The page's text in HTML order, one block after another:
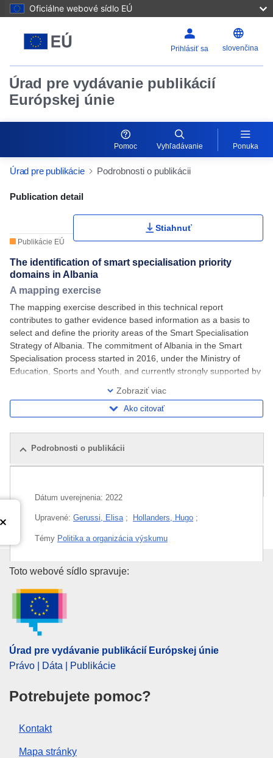
Oficiálne webové sídlo EÚ
Prihlásiť sa slovenčina
Úrad pre vydávanie publikácií
Európskej únie
Pomoc Vyhľadávanie Ponuka
Úrad pre publikácie Podrobnosti o publikácii
Publication Detail Actions Portlet
Publication detail
Publikácie EÚ
Stiahnuť
The identification of smart specialisation priority
domains in Albania
A mapping exercise
The mapping exercise described in this technical report
contributes to gather evidence based information as a basis to
select and define the priority areas of the Smart Specialisation
Strategy of Albania. The commitment of Albania in the Smart
Specialisation process started in 2016, under the Ministry of
Education, Sports and Youth, and currently strongly supported by
Zobraziť viac
Ako citovať
Podrobnosti o publikácii
Dátum uverejnenia: 2022
Upravené: Gerussi, Elisa ; Hollanders, Hugo ;
Témy Politika a organizácia výskumu
Oblasť: agrárny sektor ,
informačná technológia
špecializácia
rybárska politika
metóda
Úrad pre vydávanie publikácií
Toto webové sídlo spravuje:
Úrad pre vydávanie publikácií Európskej únie
Právo | Dáta | Publikácie
Potrebujete pomoc?
Kontakt
Mapa stránky